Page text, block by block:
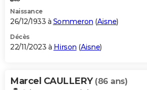
Naissance
26/12/1933 à Sommeron (Aisne)
Décès
22/11/2023 à Hirson (Aisne)
Marcel CAULLERY (86 ans)